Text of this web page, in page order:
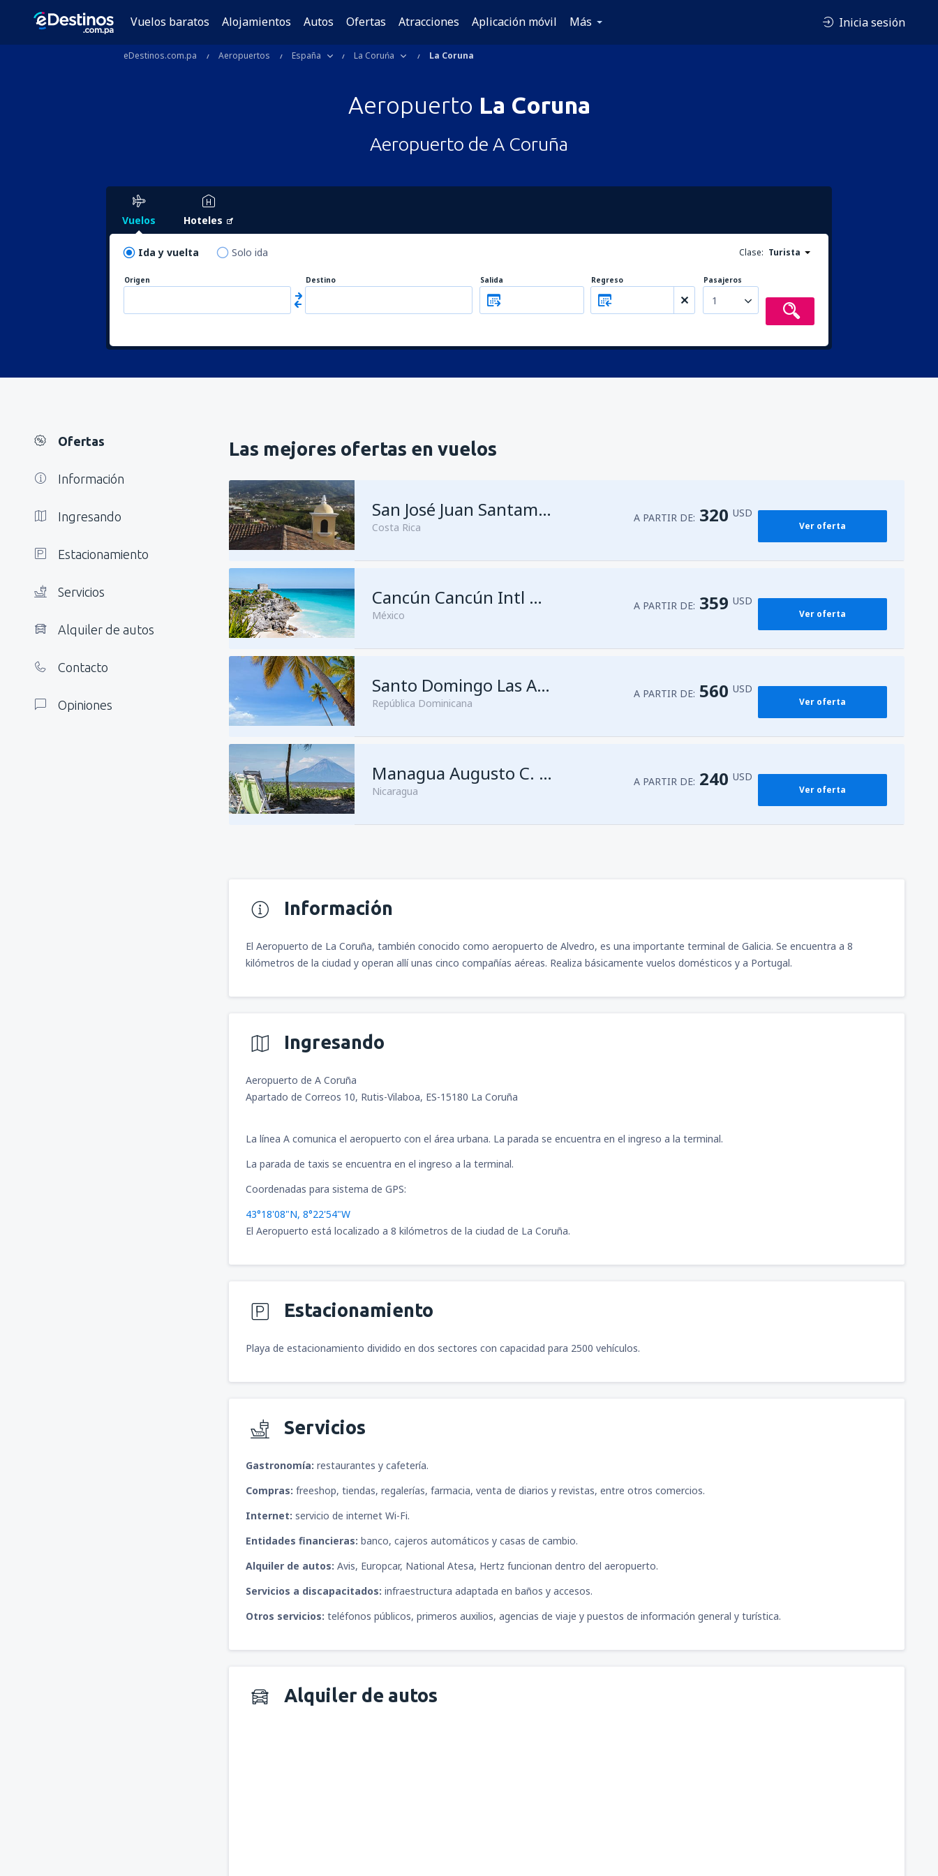
Vuelos baratos Alojamientos Autos Ofertas Atracciones Aplicación móvil Más Inicia sesión
eDestinos.com.pa Aeropuertos España La Coruńa La Coruna
Aeropuerto La Coruna
Aeropuerto de A Coruña
Vuelos Hoteles
Ida y vuelta Solo ida Clase: Turista
Origen Destino Salida Regreso Pasajeros
1
Ofertas
Información
Ingresando
Estacionamiento
Servicios
Alquiler de autos
Contacto
Opiniones
Las mejores ofertas en vuelos
San José Juan Santamaría
Costa Rica
A PARTIR DE: 320 USD
Ver oferta
Cancún Cancún Intl Airport
México
A PARTIR DE: 359 USD
Ver oferta
Santo Domingo Las Américas
República Dominicana
A PARTIR DE: 560 USD
Ver oferta
Managua Augusto C. Sandino
Nicaragua
A PARTIR DE: 240 USD
Ver oferta
Información
El Aeropuerto de La Coruña, también conocido como aeropuerto de Alvedro, es una importante terminal de Galicia. Se encuentra a 8
kilómetros de la ciudad y operan allí unas cinco compañías aéreas. Realiza básicamente vuelos domésticos y a Portugal.
Ingresando
Aeropuerto de A Coruña
Apartado de Correos 10, Rutis-Vilaboa, ES-15180 La Coruña
La línea A comunica el aeropuerto con el área urbana. La parada se encuentra en el ingreso a la terminal.
La parada de taxis se encuentra en el ingreso a la terminal.
Coordenadas para sistema de GPS:
43°18'08"N, 8°22'54"W
El Aeropuerto está localizado a 8 kilómetros de la ciudad de La Coruña.
Estacionamiento
Playa de estacionamiento dividido en dos sectores con capacidad para 2500 vehículos.
Servicios
Gastronomía: restaurantes y cafetería.
Compras: freeshop, tiendas, regalerías, farmacia, venta de diarios y revistas, entre otros comercios.
Internet: servicio de internet Wi-Fi.
Entidades financieras: banco, cajeros automáticos y casas de cambio.
Alquiler de autos: Avis, Europcar, National Atesa, Hertz funcionan dentro del aeropuerto.
Servicios a discapacitados: infraestructura adaptada en baños y accesos.
Otros servicios: teléfonos públicos, primeros auxilios, agencias de viaje y puestos de información general y turística.
Alquiler de autos